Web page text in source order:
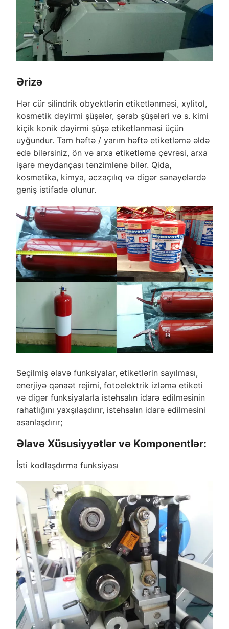
Ərizə
Hər cür silindrik obyektlərin etiketlənməsi, xylitol,
kosmetik dəyirmi şüşələr, şərab şüşələri və s. kimi
kiçik konik dəyirmi şüşə etiketlənməsi üçün
uyğundur. Tam həftə / yarım həftə etiketləmə əldə
edə bilərsiniz, ön və arxa etiketləmə çevrəsi, arxa
işarə meydançası tənzimlənə bilər. Qida,
kosmetika, kimya, əczaçılıq və digər sənayelərdə
geniş istifadə olunur.
Seçilmiş əlavə funksiyalar, etiketlərin sayılması,
enerjiyə qənaət rejimi, fotoelektrik izləmə etiketi
və digər funksiyalarla istehsalın idarə edilməsinin
rahatlığını yaxşılaşdırır, istehsalın idarə edilməsini
asanlaşdırır;
Əlavə Xüsusiyyətlər və Komponentlər:
İsti kodlaşdırma funksiyası